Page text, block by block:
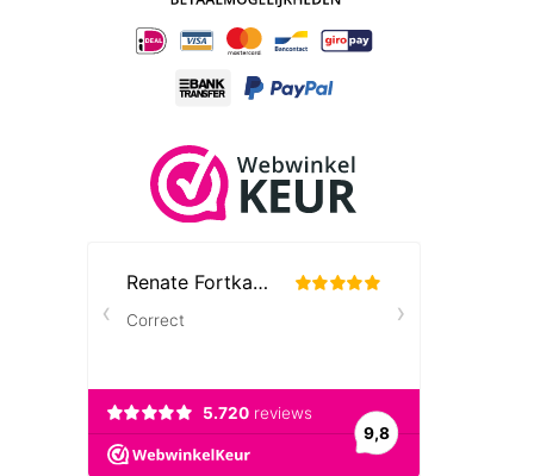
1 Gram Goudbaar Argor-Heraeus Kinebar
de firma Argor-Heraeus.
Dit is het kleinste baartje uit de zogenoemde
Kinebaar serie. Het bijzondere aan deze baar